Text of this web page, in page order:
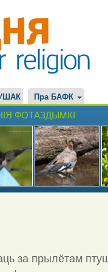
Пра БАФК
ФОТАЗДЫМКІ
за прылётам